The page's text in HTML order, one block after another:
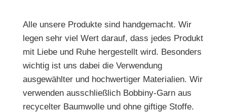
Alle unsere Produkte sind handgemacht. Wir
legen sehr viel Wert darauf, dass jedes Produkt
mit Liebe und Ruhe hergestellt wird. Besonders
wichtig ist uns dabei die Verwendung
ausgewählter und hochwertiger Materialien. Wir
verwenden ausschließlich Bobbiny-Garn aus
recycelter Baumwolle und ohne giftige Stoffe.